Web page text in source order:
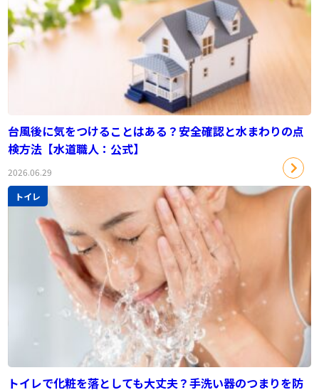
台風後に気をつけることはある？安全確認と水まわりの点
検方法【水道職人：公式】
2026.06.29
トイレ
トイレで化粧を落としても大丈夫？手洗い器のつまりを防